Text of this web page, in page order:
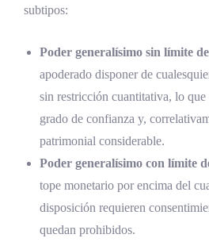
subtipos:
Poder generalísimo sin límite
apoderado disponer de
sin restricción cuantitativa, lo
grado de confianza y,
patrimonial considerable.
Poder generalísimo con límite
tope monetario por encima del
disposición requieren
quedan prohibidos.